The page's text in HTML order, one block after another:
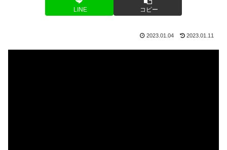
LINE コピー
2023.01.04 2023.01.11